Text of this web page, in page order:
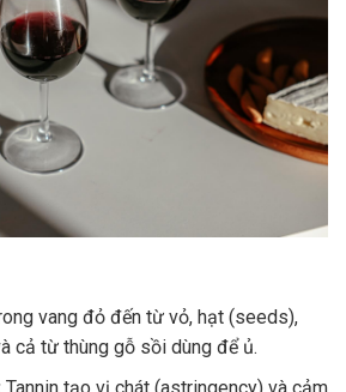
vang đỏ đến từ vỏ, hạt (seeds),
cả từ thùng gỗ sồi dùng để ủ.